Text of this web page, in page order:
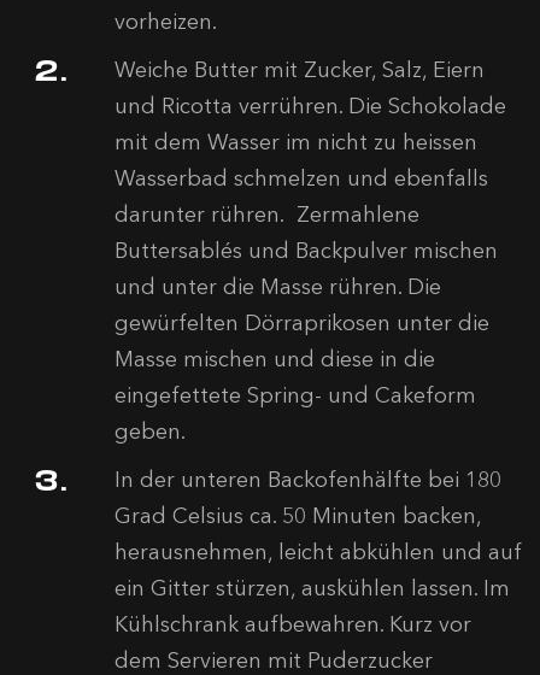
vorheizen.
Weiche Butter mit Zucker, Salz, Eiern
und Ricotta verrühren. Die Schokolade
mit dem Wasser im nicht zu heissen
Wasserbad schmelzen und ebenfalls
darunter rühren. Zermahlene
Buttersablés und Backpulver mischen
und unter die Masse rühren. Die
gewürfelten Dörraprikosen unter die
Masse mischen und diese in die
eingefettete Spring- und Cakeform
geben.
In der unteren Backofenhälfte bei 180
Grad Celsius ca. 50 Minuten backen,
herausnehmen, leicht abkühlen und auf
ein Gitter stürzen, auskühlen lassen. Im
Kühlschrank aufbewahren. Kurz vor
dem Servieren mit Puderzucker